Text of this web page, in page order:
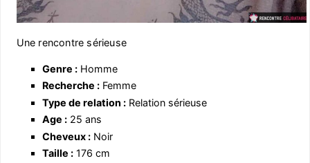
Une rencontre sérieuse
Genre :Homme
Recherche :Femme
Type de relation :Relation sérieuse
Age :25 ans
Cheveux :Noir
Taille :176 cm